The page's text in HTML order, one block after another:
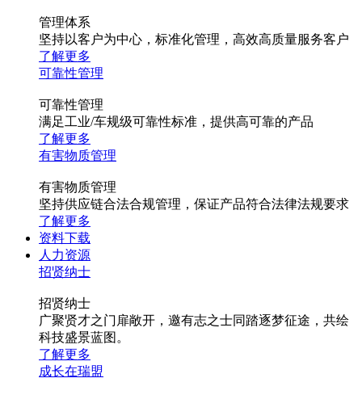
管理体系
坚持以客户为中心，标准化管理，高效高质量服务客户
了解更多
可靠性管理
可靠性管理
满足工业/车规级可靠性标准，提供高可靠的产品
了解更多
有害物质管理
有害物质管理
坚持供应链合法合规管理，保证产品符合法律法规要求
了解更多
资料下载
人力资源
招贤纳士
招贤纳士
广聚贤才之门扉敞开，邀有志之士同踏逐梦征途，共绘
科技盛景蓝图。
了解更多
成长在瑞盟